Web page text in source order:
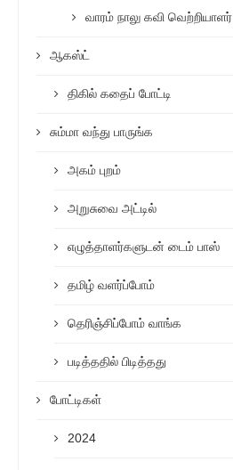
வாரம் நாலு கவி வெற்றியாளர்
ஆகஸ்ட்
திகில் கதைப் போட்டி
சும்மா வந்து பாருங்க
அகம் புறம்
அறுசுவை அட்டில்
எழுத்தாளர்களுடன் டைம் பாஸ்
தமிழ் வளர்ப்போம்
தெரிஞ்சிப்போம் வாங்க
படித்ததில் பிடித்தது
போட்டிகள்
2024